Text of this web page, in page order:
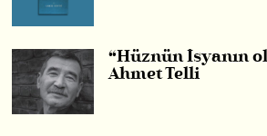
“Hüznün İsyanın
Ahmet Telli